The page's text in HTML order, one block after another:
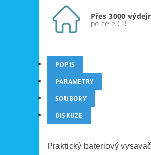
Přes 3000
po celé ČR
POPIS
PARAMETRY
SOUBORY
DISKUZE
Praktický bateriový